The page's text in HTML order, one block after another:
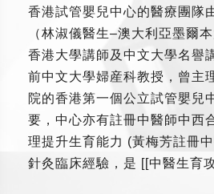
香港試管嬰兒中心的醫療團隊
（林淑儀醫生–澳大利亞墨爾
香港大學講師及中文大學名譽
前中文大學婦産科教授，曾主
院的香港第一個公立試管嬰兒
要，中心亦有註冊中醫師中西
理提升生育能力 (黃梅芳註冊
針灸臨床經驗，是 [[中醫生育